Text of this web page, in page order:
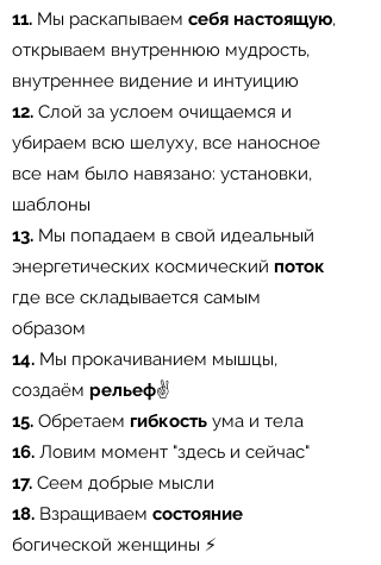
11. Мы раскапываем себя настоящую,
открываем внутреннюю мудрость,
внутреннее видение и интуицию⠀
12. Слой за услоем очищаемся и
убираем всю шелуху, все наносное
все нам было навязано: установки,
шаблоны⠀
13. Мы попадаем в свой идеальный
энергетических космический поток
где все складывается самым
образом⠀
14. Мы прокачиванием мышцы,
создаём рельеф✌️⠀
15. Обретаем гибкость ума и тела⠀
16. Ловим момент "здесь и сейчас"⠀
17. Сеем добрые мысли ⠀
18. Взращиваем состояние
богической женщины ⚡⠀